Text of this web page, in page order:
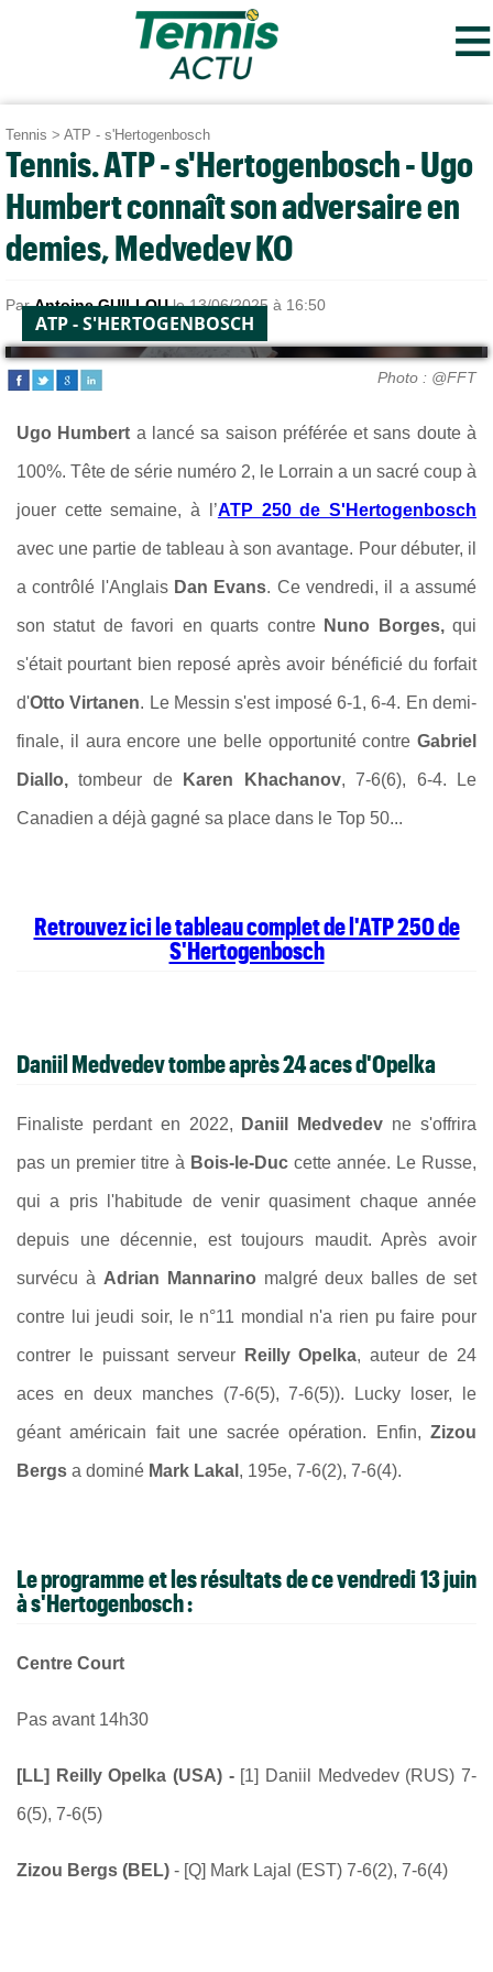
≡
Tennis > ATP - s'Hertogenbosch
Tennis. ATP - s'Hertogenbosch - Ugo
Humbert connaît son adversaire en
demies, Medvedev KO
ParAntoine GUILLOUle 13/06/2025 à 16:50
ATP - S'HERTOGENBOSCH
Photo : @FFT
Ugo Humbert a lancé sa saison préférée et sans doute à
100%. Tête de série numéro 2, le Lorrain a un sacré coup à
jouer cette semaine, à l ’ATP 250 de S'Hertogenbosch
avec une partie de tableau à son avantage. Pour débuter, il
a contrôlé l'Anglais Dan Evans. Ce vendredi, il a assumé
son statut de favori en quarts contre Nuno Borges,qui
s'était pourtant bien reposé après avoir bénéficié du forfait
d'Otto Virtanen. Le Messin s'est imposé 6-1, 6-4. En demi-
finale, il aura encore une belle opportunité contre Gabriel
Diallo,tombeur de Karen Khachanov, 7-6(6), 6-4. Le
Canadien a déjà gagné sa place dans le Top 50...
Retrouvez ici le tableau complet de l'ATP 250 de
S'Hertogenbosch
Daniil Medvedev tombe après 24 aces d'Opelka
Finaliste perdant en 2022, Daniil Medvedev ne s'offrira
pas un premier titre à Bois-le-Duc cette année. Le Russe,
qui a pris l'habitude de venir quasiment chaque année
depuis une décennie, est toujours maudit. Après avoir
survécu à Adrian Mannarino malgré deux balles de set
contre lui jeudi soir, le n°11 mondial n'a rien pu faire pour
contrer le puissant serveur Reilly Opelka, auteur de 24
aces en deux manches (7-6(5), 7-6(5)). Lucky loser, le
géant américain fait une sacrée opération. Enfin, Zizou
Bergs a dominé Mark Lakal , 195e, 7-6(2), 7-6(4).
Le programme et les résultats de ce vendredi 13 juin
à s'Hertogenbosch :
Centre Court
Pas avant 14h30
[LL] Reilly Opelka (USA) - [1] Daniil Medvedev (RUS) 7-
6(5), 7-6(5)
Zizou Bergs (BEL) - [Q] Mark Lajal (EST) 7-6(2), 7-6(4)